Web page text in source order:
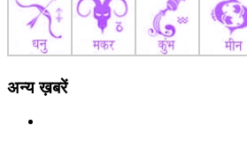
अन्य ख़बरें